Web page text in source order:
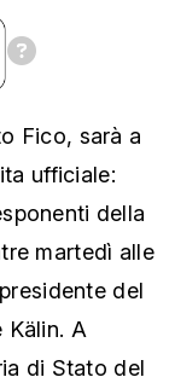
Fico, sarà a
ufficiale:
della
martedì alle
del
Kälin. A
di Stato del